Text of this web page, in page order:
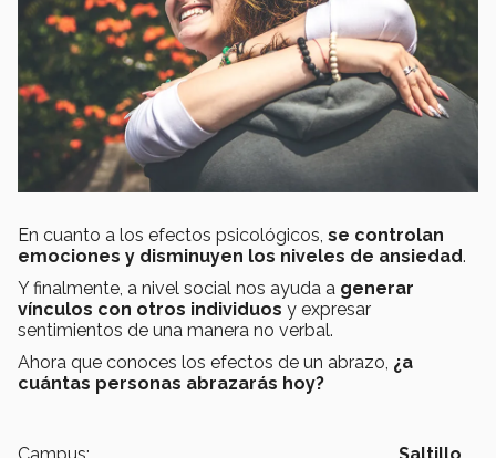
En cuanto a los efectos psicológicos, se controlan
emociones y disminuyen los niveles de ansiedad.
Y finalmente, a nivel social nos ayuda a generar
vínculos con otros individuos y expresar
sentimientos de una manera no verbal.
Ahora que conoces los efectos de un abrazo, ¿a
cuántas personas abrazarás hoy?